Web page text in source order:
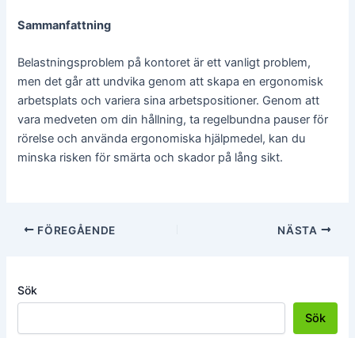
Sammanfattning
Belastningsproblem på kontoret är ett vanligt problem,
men det går att undvika genom att skapa en ergonomisk
arbetsplats och variera sina arbetspositioner. Genom att
vara medveten om din hållning, ta regelbundna pauser för
rörelse och använda ergonomiska hjälpmedel, kan du
minska risken för smärta och skador på lång sikt.
FÖREGÅENDE NÄSTA
Sök
Sök